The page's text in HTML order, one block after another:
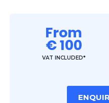
From
€ 100
VAT INCLUDED*